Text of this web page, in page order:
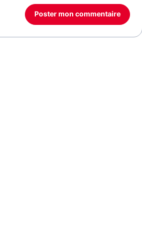
Poster mon commentaire